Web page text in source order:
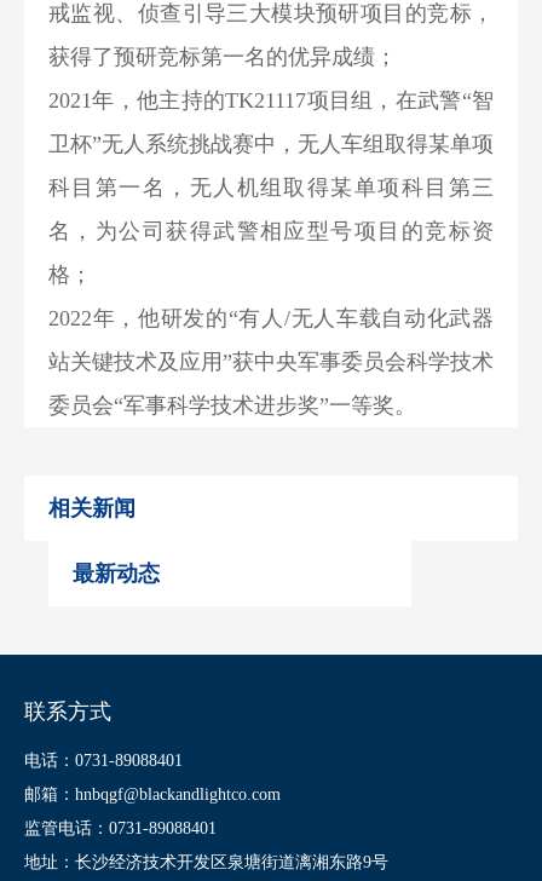
戒监视、侦查引导三大模块预研项目的竞标，
获得了预研竞标第一名的优异成绩；
2021年，他主持的TK21117项目组，在武警“智
卫杯”无人系统挑战赛中，无人车组取得某单项
科目第一名，无人机组取得某单项科目第三
名，为公司获得武警相应型号项目的竞标资
格；
2022年，他研发的“有人/无人车载自动化武器
站关键技术及应用”获中央军事委员会科学技术
委员会“军事科学技术进步奖”一等奖。
相关新闻
最新动态
联系方式
电话：0731-89088401
邮箱：hnbqgf@blackandlightco.com
监管电话：0731-89088401
地址：长沙经济技术开发区泉塘街道漓湘东路9号